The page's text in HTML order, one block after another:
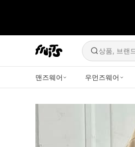
상품, 브랜
맨즈웨어 우먼즈웨어